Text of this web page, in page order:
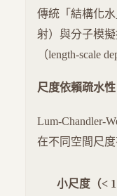
傳統「結構化
射）與分子模
（length-scale
尺度依賴疏水性
Lum-Chandler-
在不同空間尺度
小尺度（<